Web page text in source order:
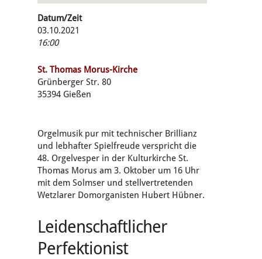
Datum/Zeit
03.10.2021
16:00
St. Thomas Morus-Kirche
Grünberger Str. 80
35394 Gießen
Orgelmusik pur mit technischer Brillianz
und lebhafter Spielfreude verspricht die
48. Orgelvesper in der Kulturkirche St.
Thomas Morus am 3. Oktober um 16 Uhr
mit dem Solmser und stellvertretenden
Wetzlarer Domorganisten Hubert Hübner.
Leidenschaftlicher
Perfektionist